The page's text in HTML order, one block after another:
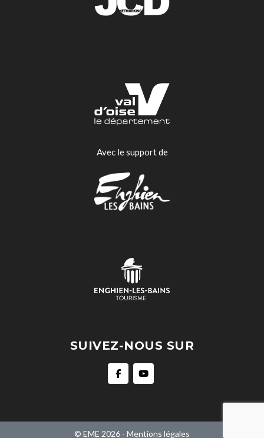
Avec le support de
SUIVEZ-NOUS SUR
© EME 2026 - Mentions légales